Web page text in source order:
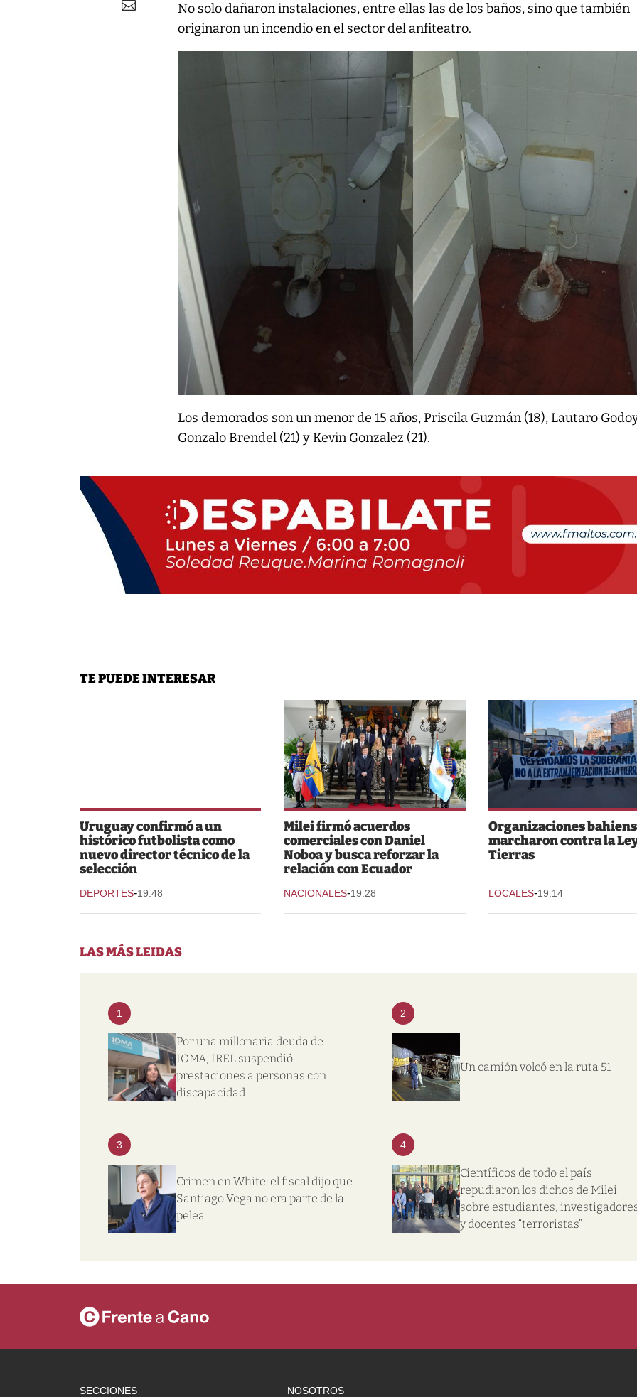
No solo dañaron instalaciones, entre ellas las de los baños, sino que también
originaron un incendio en el sector del anfiteatro.
Los demorados son un menor de 15 años, Priscila Guzmán (18), Lautaro
Gonzalo Brendel (21) y Kevin Gonzalez (21).
TE PUEDE INTERESAR
Uruguay confirmó a un
histórico futbolista como
nuevo director técnico de la
selección
DEPORTES-19:48
Milei firmó acuerdos
comerciales con Daniel
Noboa y busca reforzar la
relación con Ecuador
NACIONALES-19:28
Organizaciones
marcharon contra la
Tierras
LOCALES-19:14
LAS MÁS LEIDAS
1
Por una millonaria deuda de
IOMA, IREL suspendió
prestaciones a personas con
discapacidad
2
Un camión volcó en la ruta 51
3
Crimen en White: el fiscal dijo que
Santiago Vega no era parte de la
pelea
4
Científicos de todo el país
repudiaron los dichos de Milei
sobre estudiantes,
y docentes “terroristas”
SECCIONES NOSOTROS